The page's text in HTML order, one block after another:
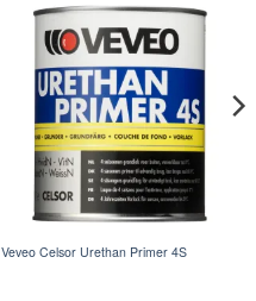
Veveo Celsor Urethan Primer 4S